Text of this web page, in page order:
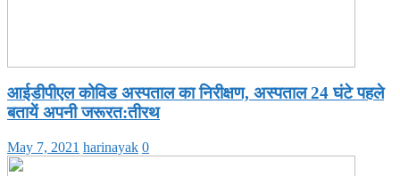
आईडीपीएल कोविड अस्पताल का निरीक्षण, अस्पताल 24 घंटे पहले
बतायें अपनी जरूरत:तीरथ
May 7, 2021 harinayak 0